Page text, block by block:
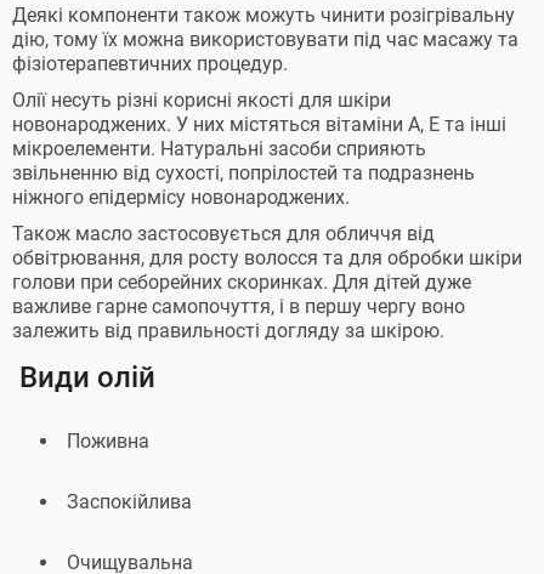
Деякі компоненти також можуть чинити розігрівальну
дію, тому їх можна використовувати під час масажу та
фізіотерапевтичних процедур.
Олії несуть різні корисні якості для шкіри
новонароджених. У них містяться вітаміни А, Е та інші
мікроелементи. Натуральні засоби сприяють
звільненню від сухості, попрілостей та подразнень
ніжного епідермісу новонароджених.
Також масло застосовується для обличчя від
обвітрювання, для росту волосся та для обробки шкіри
голови при себорейних скоринках. Для дітей дуже
важливе гарне самопочуття, і в першу чергу воно
залежить від правильності догляду за шкірою.
Види олій
Поживна
Заспокійлива
Очищувальна